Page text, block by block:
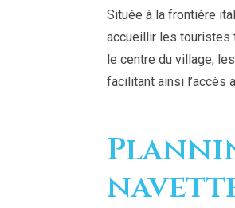
Située à la frontière
accueillir les touristes
le centre du village,
facilitant ainsi l’accès